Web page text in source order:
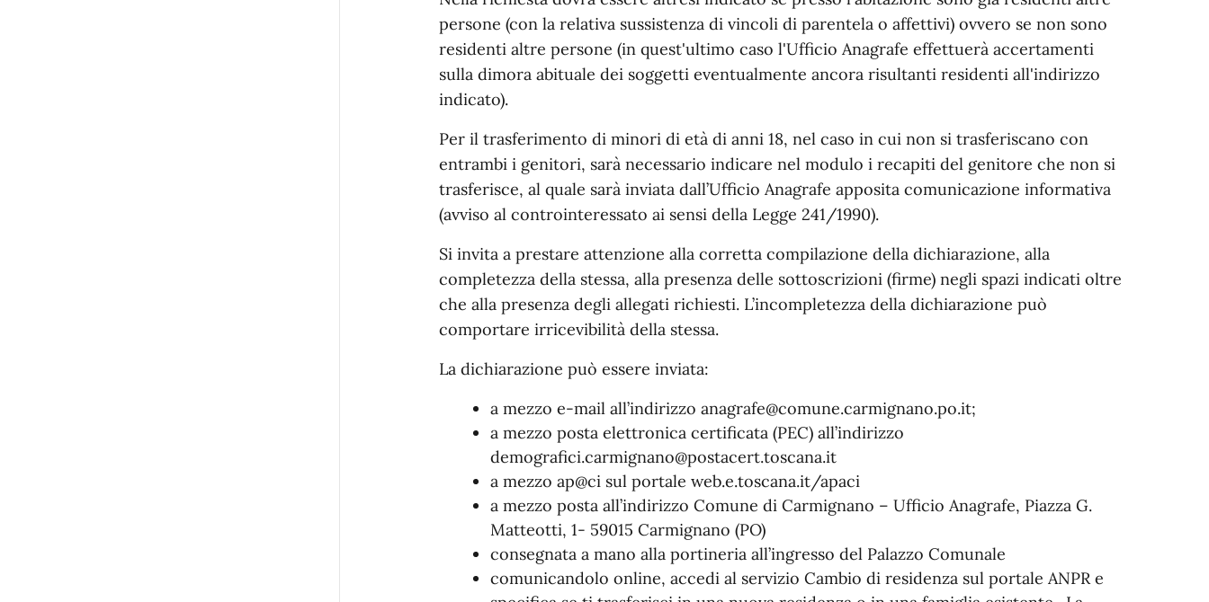
persone (con la relativa sussistenza di vincoli di parentela o affettivi) ovvero se non sono
residenti altre persone (in quest'ultimo caso l'Ufficio Anagrafe effettuerà accertamenti
sulla dimora abituale dei soggetti eventualmente ancora risultanti residenti all'indirizzo
indicato).
Per il trasferimento di minori di età di anni 18, nel caso in cui non si trasferiscano con
entrambi i genitori, sarà necessario indicare nel modulo i recapiti del genitore che non si
trasferisce, al quale sarà inviata dall’Ufficio Anagrafe apposita comunicazione informativa
(avviso al controinteressato ai sensi della Legge 241/1990).
Si invita a prestare attenzione alla corretta compilazione della dichiarazione, alla
completezza della stessa, alla presenza delle sottoscrizioni (firme) negli spazi indicati oltre
che alla presenza degli allegati richiesti. L’incompletezza della dichiarazione può
comportare irricevibilità della stessa.
La dichiarazione può essere inviata:
a mezzo e-mail all’indirizzo anagrafe@comune.carmignano.po.it;
a mezzo posta elettronica certificata (PEC) all’indirizzo
demografici.carmignano@postacert.toscana.it
a mezzo ap@ci sul portale web.e.toscana.it/apaci
a mezzo posta all’indirizzo Comune di Carmignano – Ufficio Anagrafe, Piazza G.
Matteotti, 1- 59015 Carmignano (PO)
consegnata a mano alla portineria all’ingresso del Palazzo Comunale
comunicandolo online, accedi al servizio Cambio di residenza sul portale ANPR e